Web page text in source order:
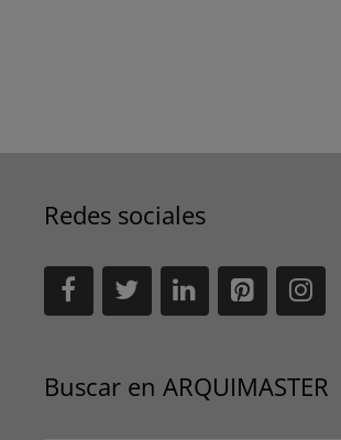
Redes sociales
Buscar en ARQUIMASTER